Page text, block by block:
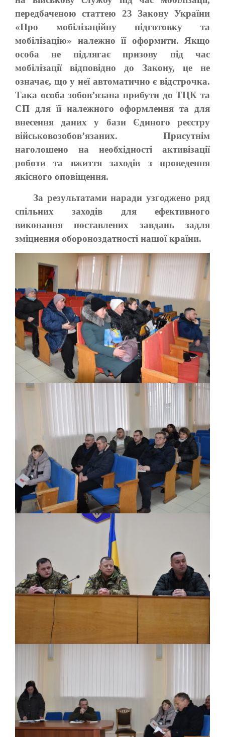
передбаченою статтею 23 Закону України
«Про мобілізаційну підготовку та
мобілізацію» належно її оформити. Якщо
особа не підлягає призову під час
мобілізації відповідно до Закону, це не
означає, що у неї автоматично є відстрочка.
Така особа зобов’язана прибути до ТЦК та
СП для її належного оформлення та для
внесення даних у бази Єдиного реєстру
військовозобов’язаних. Присутнім
наголошено на необхідності активізації
роботи та вжиття заходів з проведення
якісного оповіщення.
За результатами наради узгоджено ряд
спільних заходів для ефективного
виконання поставлених завдань задля
зміцнення обороноздатності нашої країни.